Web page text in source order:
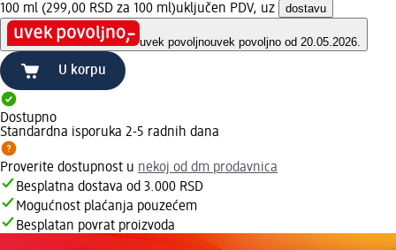
100 ml (299,00 RSD za 100 ml)uključen PDV, uz dostavu
uvek povoljnouvek povoljno od 20.05.2026.
U korpu
Dostupno
Standardna isporuka 2-5 radnih dana
Proverite dostupnost u nekoj od dm prodavnica
Besplatna dostava od 3.000 RSD
Mogućnost plaćanja pouzećem
Besplatan povrat proizvoda